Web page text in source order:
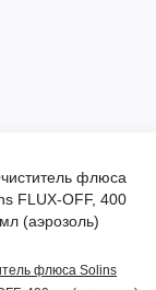
флюса Solins